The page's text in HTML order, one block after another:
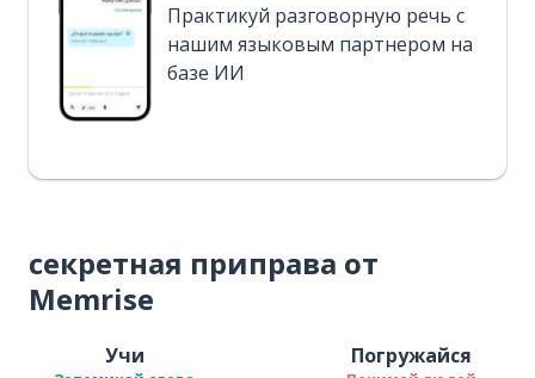
Практикуй разговорную речь с
нашим языковым партнером на
базе ИИ
секретная приправа от
Memrise
Учи Погружайся